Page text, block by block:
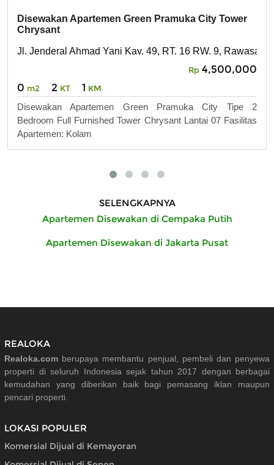
Disewakan Apartemen Green Pramuka City Tower
Chrysant
Jl. Jenderal Ahmad Yani Kav. 49, RT. 16 RW. 9,
Rp 4,500,000
0 m2 2 KT 1 KM
Disewakan Apartemen Green Pramuka City Tipe 2
Bedroom Full Furnished Tower Chrysant Lantai 07 Fasilitas
Apartemen: Kolam
SELENGKAPNYA
Apartemen Disewakan di Cempaka Putih
Apartemen Disewakan di Jakarta Pusat
REALOKA
Realoka.com berupaya membantu penjual, pembeli dan penyewa
properti di seluruh Indonesia sejak tahun 2017 dengan berbagai
kemudahan yang diberikan baik bagi pemasang iklan maupun
pencari properti.
LOKASI POPULER
Komersial Dijual di Kemayoran